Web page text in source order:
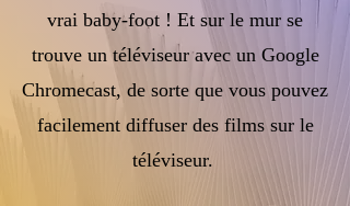
vrai baby-foot ! Et sur le mur se
trouve un téléviseur avec un Google
Chromecast, de sorte que vous pouvez
facilement diffuser des films sur le
téléviseur.